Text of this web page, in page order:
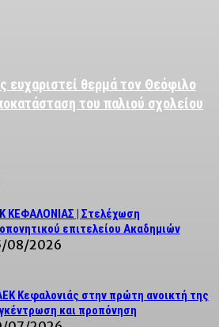
ευχαριστεί θερμά τον Θεόφιλο
του παλιού σχολείου
ΚΕΦΑΛΟΝΙΑΣ | Στελέχωση
επιτελείου Ακαδημιών
08/2026
Κεφαλονιάς στην πρώτη ανοικτή της
και προπόνηση